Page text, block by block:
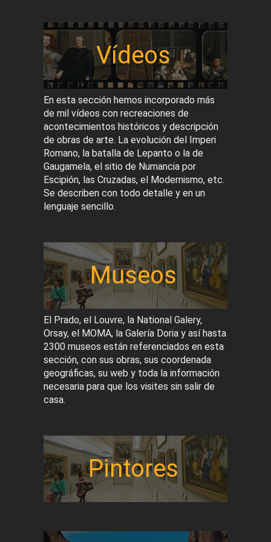
Vídeos
En esta sección hemos incorporado más
de mil vídeos con recreaciones de
acontecimientos históricos y descripción
de obras de arte. La evolución del Imperi
Romano, la batalla de Lepanto o la de
Gaugamela, el sitio de Numancia por
Escipión, las Cruzadas, el Modernismo, etc.
Se describen con todo detalle y en un
lenguaje sencillo.
Museos
El Prado, el Louvre, la National Galery,
Orsay, el MOMA, la Galería Doria y así hasta
2300 museos están referenciados en esta
sección, con sus obras, sus coordenada
geográficas, su web y toda la información
necesaria para que los visites sin salir de
casa.
Pintores